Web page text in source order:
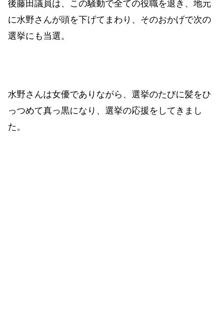
後藤田議員は、この騒動で全ての役職を退き、地元
に水野さんが頭を下げてまわり、そのおかげで次の
選挙にも当選。
水野さんは女優でありながら、選挙のたびに髪をひ
っつめて真っ黒になり、選挙の応援をしてきまし
た。